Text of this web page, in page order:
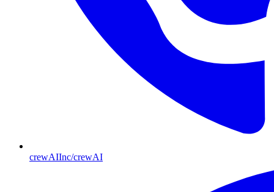
crewAIInc/crewAI